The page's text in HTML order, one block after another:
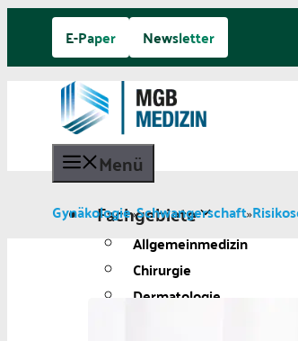
springen
E-Paper Newsletter
Menü
Fachgebiete
Allgemeinmedizin
Chirurgie
Dermatologie
Gynäkologie»Schwangerschaft»